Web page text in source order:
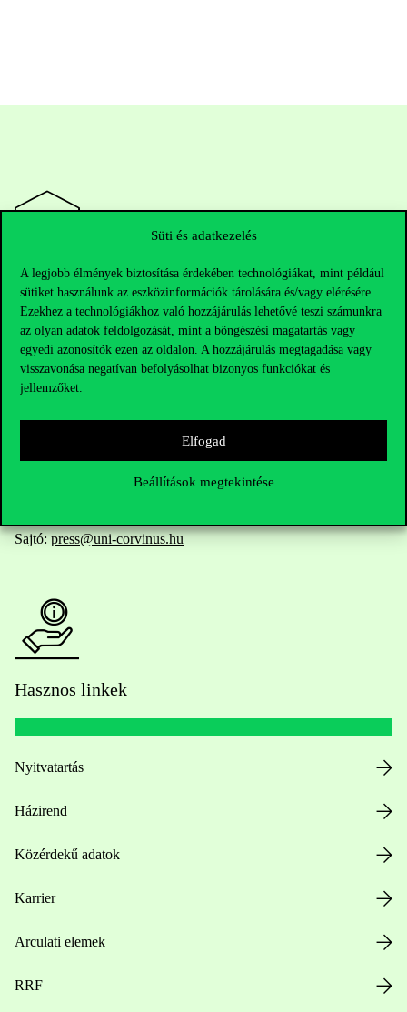
Süti és adatkezelés
A legjobb élmények biztosítása érdekében technológiákat, mint például
sütiket használunk az eszközinformációk tárolására és/vagy elérésére.
Ezekhez a technológiákhoz való hozzájárulás lehetővé teszi számunkra
az olyan adatok feldolgozását, mint a böngészési magatartás vagy
egyedi azonosítók ezen az oldalon. A hozzájárulás megtagadása vagy
visszavonása negatívan befolyásolhat bizonyos funkciókat és
jellemzőket.
Elfogad
Beállítások megtekintése
Elérhetőségek
Telefonszám: +36 1 482 5000
Sajtó:press@uni-corvinus.hu
Hasznos linkek
Nyitvatartás
Házirend
Közérdekű adatok
Karrier
Arculati elemek
RRF